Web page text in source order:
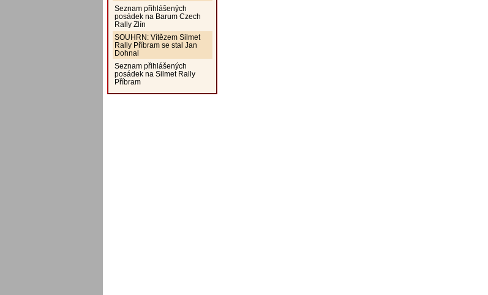
Seznam přihlášených
posádek na Barum Czech
Rally Zlín
SOUHRN: Vítězem Silmet
Rally Příbram se stal Jan
Dohnal
Seznam přihlášených
posádek na Silmet Rally
Příbram